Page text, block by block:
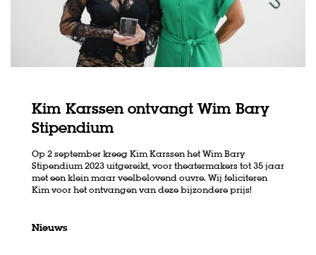
Kim Karssen ontvangt Wim Bary
Stipendium
Op 2 september kreeg Kim Karssen het Wim Bary
Stipendium 2023 uitgereikt, voor theatermakers tot 35 jaar
met een klein maar veelbelovend ouvre. Wij feliciteren
Kim voor het ontvangen van deze bijzondere prijs!
Nieuws
Inzoomen